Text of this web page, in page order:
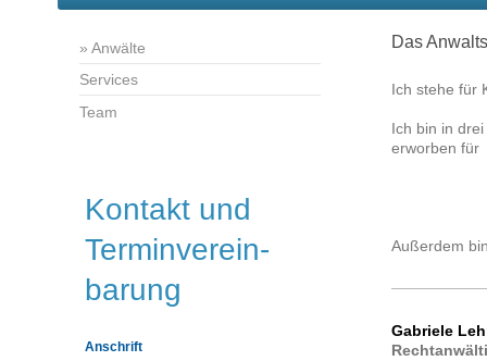
Das
Ich stehe für
Ich bin in
erworben für
Außerdem
Gabriele
Anwälte
Services
Team
Kontakt und
Terminverein-
barung
Anschrift